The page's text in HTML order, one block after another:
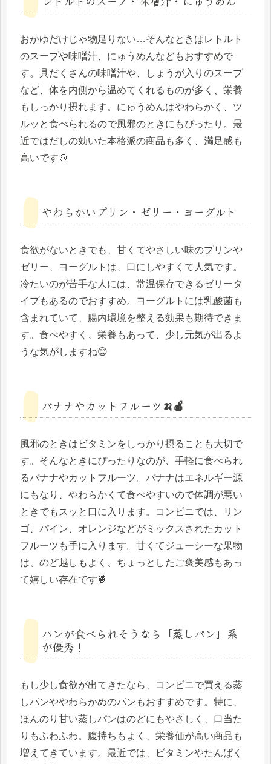
おかゆだけじゃ物足りない…そんなときはレトルト
のスープや味噌汁、にゅうめんなどもおすすめで
す。具だくさんの味噌汁や、しょうが入りのスープ
など、体を内側から温めてくれるものが多く、栄養
もしっかり摂れます。にゅうめんはやわらかく、ツ
ルッと食べられるので風邪のときにもぴったり。最
近ではだしの効いた本格派の商品も多く、満足感も
高いです🍲
やわらかいプリン・ゼリー・ヨーグルト
食欲がないときでも、甘くてやさしい味のプリンや
ゼリー、ヨーグルトは、口にしやすくて人気です。
冷たいのが苦手な人には、常温保存できるゼリータ
イプもあるのでおすすめ。ヨーグルトには乳酸菌も
含まれていて、腸内環境を整える効果も期待できま
す。食べやすく、栄養もあって、少し元気が出るよ
うな気がしますね😊
バナナやカットフルーツ🍌🍎
風邪のときはビタミンをしっかり摂ることも大切で
す。そんなときにぴったりなのが、手軽に食べられ
るバナナやカットフルーツ。バナナはエネルギー源
にもなり、やわらかくて食べやすいので体調が悪い
ときでもスッと口に入ります。コンビニでは、リン
ゴ、パイン、オレンジなどがミックスされたカット
フルーツも手に入ります。甘くてジューシーな果物
は、のど越しもよく、ちょっとしたご褒美感もあっ
て嬉しい存在です🍍
パンが食べられそうなら「蒸しパン」系
が優秀！
もし少し食欲が出てきたなら、コンビニで買える蒸
しパンややわらかめのパンもおすすめです。特に、
ほんのり甘い蒸しパンはのどにもやさしく、口当た
りもふわふわ。腹持ちもよく、栄養価が高い商品も
増えてきています。最近では、ビタミンやたんぱく